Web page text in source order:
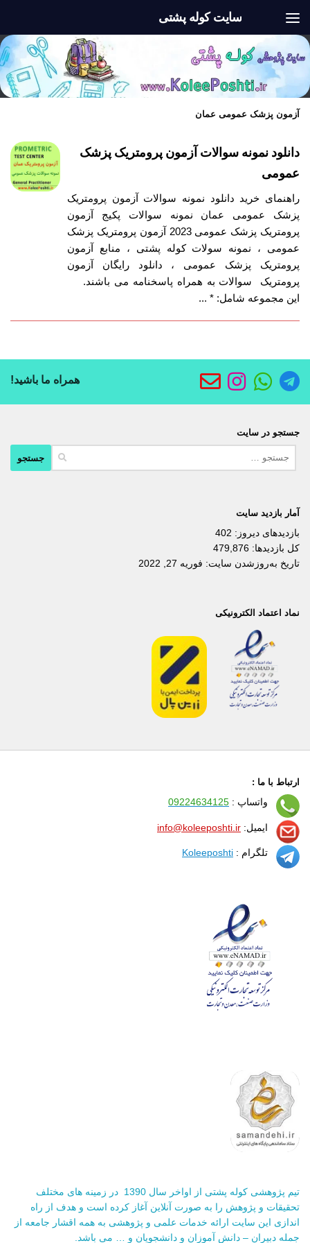
سایت کوله پشتی
آزمون پزشک عمومی عمان
دانلود نمونه سوالات آزمون پرومتریک پزشک
عمومی
راهنمای خرید دانلود نمونه سوالات آزمون پرومتریک
پزشک عمومی عمان نمونه سوالات پکیج آزمون
پرومتریک پزشک عمومی 2023 آزمون پرومتریک پزشک
عمومی ، نمونه سولات کوله پشتی ، منابع آزمون
پرومتریک پزشک عمومی ، دانلود رایگان آزمون
پرومتریک سوالات به همراه پاسخنامه می باشند.
این مجموعه شامل: * ...
همراه ما باشید!
جستجو در سایت
آمار بازدید سایت
بازدیدهای دیروز: 402
کل بازدیدها: 479,876
تاریخ به‌روزشدن سایت: فوریه 27, 2022
نماد اعتماد الکترونیکی
ارتباط با ما :
واتساپ : 09224634125
ایمیل: info@koleeposhti.ir
تلگرام : Koleeposhti
تیم پژوهشی کوله پشتی از اواخر سال 1390 در زمینه های مختلف
تحقیقات و پژوهش را به صورت آنلاین آغاز کرده است و هدف از راه
اندازی این سایت ارائه خدمات علمی و پژوهشی به همه اقشار جامعه از
جمله دبیران – دانش آموزان و دانشجویان و … می باشد.